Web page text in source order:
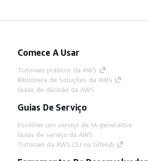
Comece A Usar
Tutoriais práticos da AWS
Biblioteca de Soluções da AWS
Guias de decisão da AWS
Guias De Serviço
Escolher um serviço de IA generativa
Guias de serviço da AWS
Tutoriais da AWS CLI no GitHub